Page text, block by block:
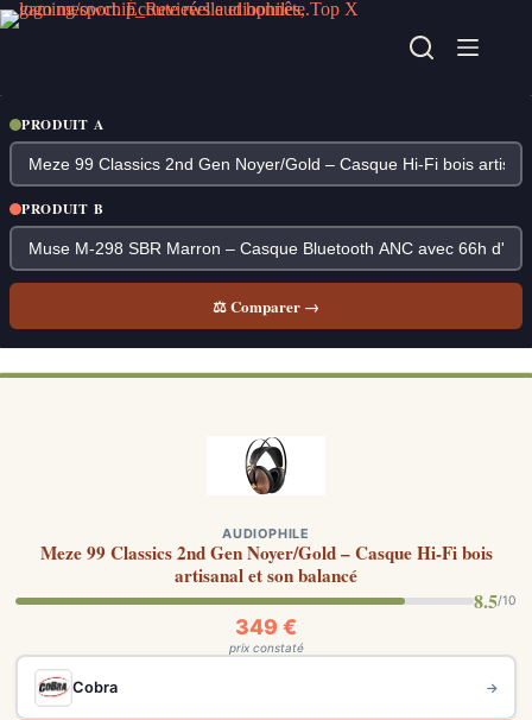
Passer
au
PRODUIT A
PRODUIT B
⚖ Comparer →
AUDIOPHILE
Meze 99 Classics 2nd Gen Noyer/Gold – Casque Hi-Fi bois
artisanal et son balancé
8.5/10
349 €
prix constaté
Cobra →